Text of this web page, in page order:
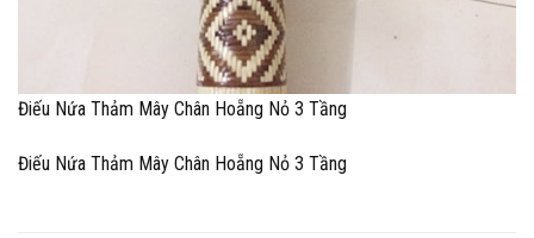
Điếu Nứa Thảm Mây Chân Hoẵng Nỏ 3 Tầng
Điếu Nứa Thảm Mây Chân Hoẵng Nỏ 3 Tầng